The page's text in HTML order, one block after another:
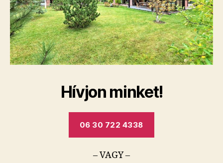
Hívjon minket!
06 30 722 4338
– VAGY –